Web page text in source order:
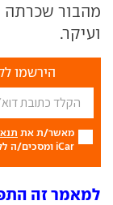
מהבור שכרתה
ועיקר.
הירשמו
מאשר/ת את
iCar ומסכים/ה לקבל מכם דברי פרסום.
למאמר זה התפרסמו